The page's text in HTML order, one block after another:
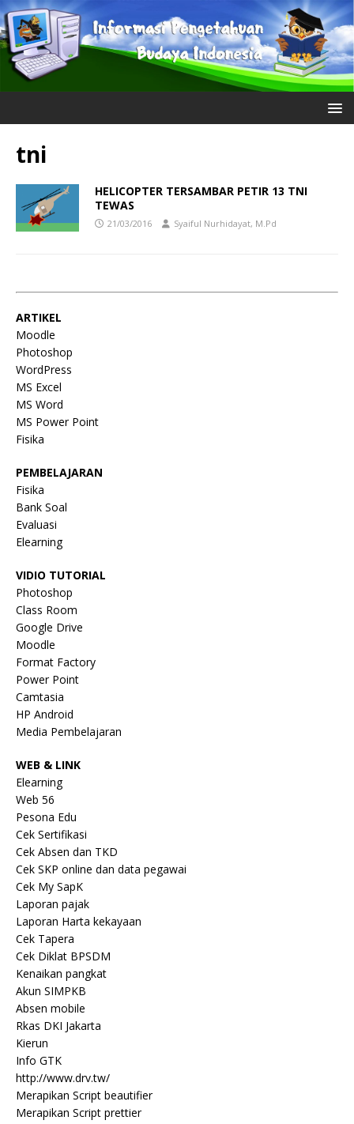
tni
HELICOPTER TERSAMBAR PETIR 13 TNI
TEWAS
21/03/2016 Syaiful Nurhidayat, M.Pd
ARTIKEL
Moodle
Photoshop
WordPress
MS Excel
MS Word
MS Power Point
Fisika
PEMBELAJARAN
Fisika
Bank Soal
Evaluasi
Elearning
VIDIO TUTORIAL
Photoshop
Class Room
Google Drive
Moodle
Format Factory
Power Point
Camtasia
HP Android
Media Pembelajaran
WEB & LINK
Elearning
Web 56
Pesona Edu
Cek Sertifikasi
Cek Absen dan TKD
Cek SKP online dan data pegawai
Cek My SapK
Laporan pajak
Laporan Harta kekayaan
Cek Tapera
Cek Diklat BPSDM
Kenaikan pangkat
Akun SIMPKB
Absen mobile
Rkas DKI Jakarta
Kierun
Info GTK
http://www.drv.tw/
Merapikan Script beautifier
Merapikan Script prettier